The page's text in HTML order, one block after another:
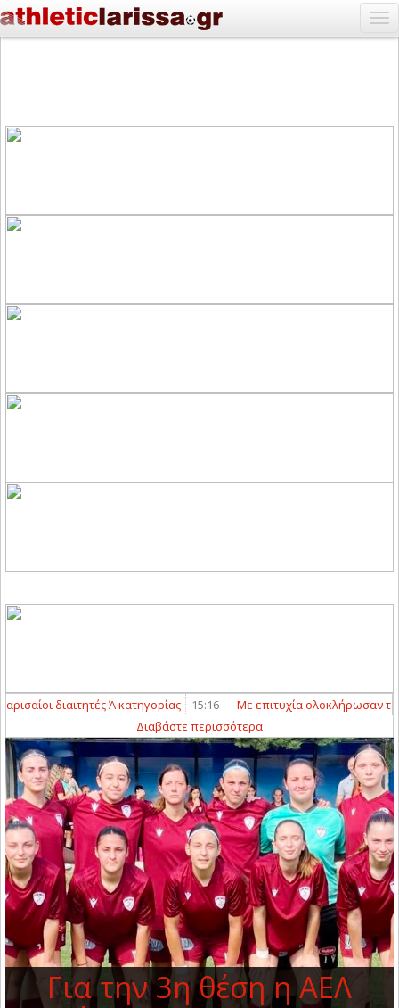
διαιτητές Ά κατηγορίας 15:16 - Με επιτυχία ολοκλήρωσαν τα
Διαβάστε περισσότερα
Για την 3η θέση η ΑΕΛ